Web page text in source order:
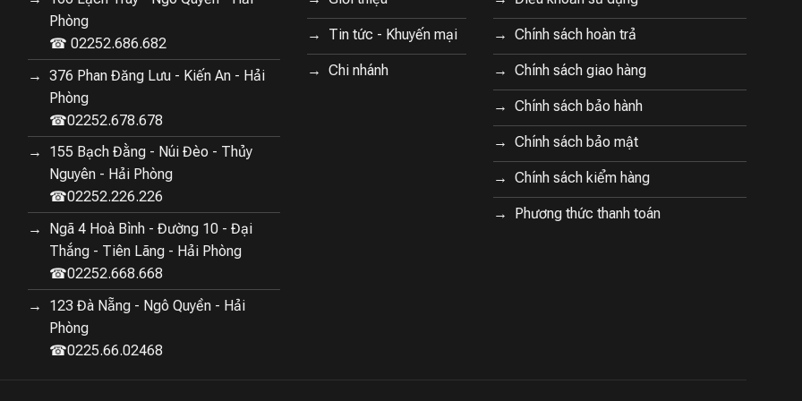
khi quá nhiệt sẽ giúp bảo vệ máy giặt và tránh những
nóng 1230W
sấy Lumias WS030 Pro dễ dàng đạt nhiệt độ giặt cao
khuẩn và nấm mốc, kể cả những loại vi khuẩn gây bệnh
mà còn đảm bảo an toàn tuyệt đối cho sức khỏe của
Hơn nữa, dải nhiệt độ rộng từ 60-80 độ C cho phép
giúp bảo vệ tối đa chất liệu quần áo.
Phòng
☎ 02252.686.682
376 Phan Đăng Lưu - Kiến An - Hải
Phòng
☎02252.678.678
155 Bạch Đằng - Núi Đèo - Thủy
Nguyên - Hải Phòng
☎02252.226.226
Ngã 4 Hoà Bình - Đường 10 - Đại
Thắng - Tiên Lãng - Hải Phòng
☎02252.668.668
123 Đà Nẵng - Ngô Quyền - Hải
Phòng
☎0225.66.02468
Tin tức - Khuyến mại
Chi nhánh
Chính sách hoàn trả
Chính sách giao hàng
Chính sách bảo hành
Chính sách bảo mật
Chính sách kiểm hàng
Phương thức thanh toán